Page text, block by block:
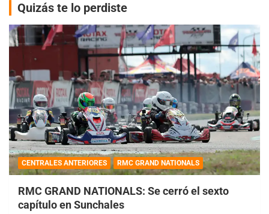
Quizás te lo perdiste
CENTRALES ANTERIORES RMC GRAND NATIONALS
RMC GRAND NATIONALS: Se cerró el sexto
capítulo en Sunchales